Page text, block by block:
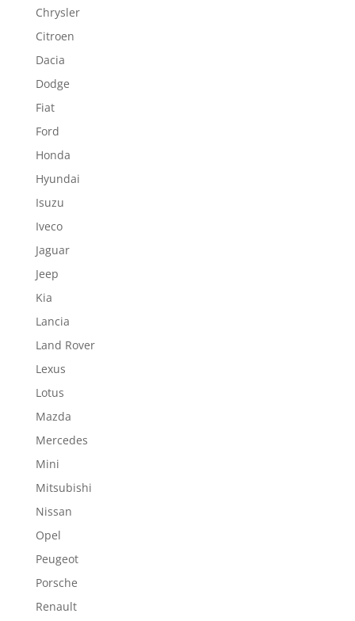
Chrysler
Citroen
Dacia
Dodge
Fiat
Ford
Honda
Hyundai
Isuzu
Iveco
Jaguar
Jeep
Kia
Lancia
Land Rover
Lexus
Lotus
Mazda
Mercedes
Mini
Mitsubishi
Nissan
Opel
Peugeot
Porsche
Renault